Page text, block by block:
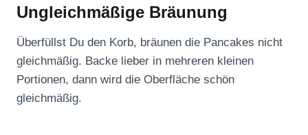
Ungleichmäßige Bräunung
Überfüllst Du den Korb, bräunen die Pancakes nicht
gleichmäßig. Backe lieber in mehreren kleinen
Portionen, dann wird die Oberfläche schön
gleichmäßig.